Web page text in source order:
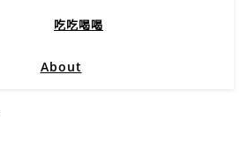
吃吃喝喝
About